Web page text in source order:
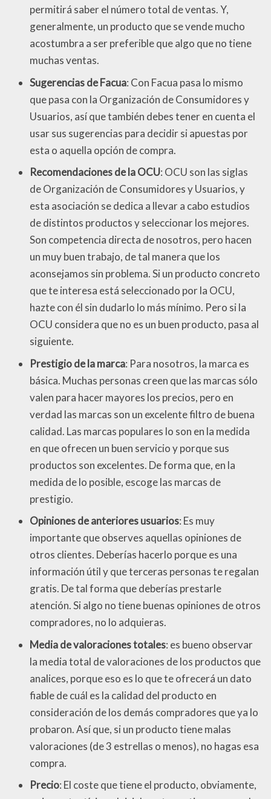
permitirá saber el número total de ventas. Y,
generalmente, un producto que se vende mucho
acostumbra a ser preferible que algo que no tiene
muchas ventas.
Sugerencias de Facua: Con Facua pasa lo mismo
que pasa con la Organización de Consumidores y
Usuarios, así que también debes tener en cuenta el
usar sus sugerencias para decidir si apuestas por
esta o aquella opción de compra.
Recomendaciones de la OCU: OCU son las siglas
de Organización de Consumidores y Usuarios, y
esta asociación se dedica a llevar a cabo estudios
de distintos productos y seleccionar los mejores.
Son competencia directa de nosotros, pero hacen
un muy buen trabajo, de tal manera que los
aconsejamos sin problema. Si un producto concreto
que te interesa está seleccionado por la OCU,
hazte con él sin dudarlo lo más mínimo. Pero si la
OCU considera que no es un buen producto, pasa al
siguiente.
Prestigio de la marca: Para nosotros, la marca es
básica. Muchas personas creen que las marcas sólo
valen para hacer mayores los precios, pero en
verdad las marcas son un excelente filtro de buena
calidad. Las marcas populares lo son en la medida
en que ofrecen un buen servicio y porque sus
productos son excelentes. De forma que, en la
medida de lo posible, escoge las marcas de
prestigio.
Opiniones de anteriores usuarios: Es muy
importante que observes aquellas opiniones de
otros clientes. Deberías hacerlo porque es una
información útil y que terceras personas te regalan
gratis. De tal forma que deberías prestarle
atención. Si algo no tiene buenas opiniones de otros
compradores, no lo adquieras.
Media de valoraciones totales: es bueno observar
la media total de valoraciones de los productos que
analices, porque eso es lo que te ofrecerá un dato
fiable de cuál es la calidad del producto en
consideración de los demás compradores que ya lo
probaron. Así que, si un producto tiene malas
valoraciones (de 3 estrellas o menos), no hagas esa
compra.
Precio: El coste que tiene el producto, obviamente,